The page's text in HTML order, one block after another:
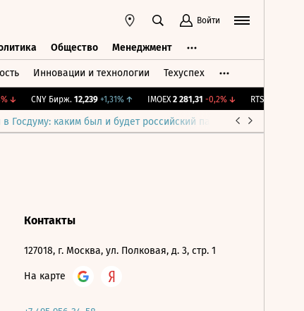
Войти
Общество Менеджмент
Инновации и технологии Техуспех
↓ CNY Бирж. 12,239 +1,31%↑ IMOEX 2 281,31 -0,2%↓ RTSI 874,64
Госдуму: каким был и будет российский парламент
Контакты
127018, г. Москва, ул. Полковая, д. 3, стр. 1
На карте